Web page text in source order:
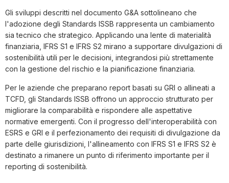
Gli sviluppi descritti nel documento G&A sottolineano che
l'adozione degli Standards ISSB rappresenta un cambiamento
sia tecnico che strategico. Applicando una lente di materialità
finanziaria, IFRS S1 e IFRS S2 mirano a supportare divulgazioni di
sostenibilità utili per le decisioni, integrandosi più strettamente
con la gestione del rischio e la pianificazione finanziaria.
Per le aziende che preparano report basati su GRI o allineati a
TCFD, gli Standards ISSB offrono un approccio strutturato per
migliorare la comparabilità e rispondere alle aspettative
normative emergenti. Con il progresso dell'interoperabilità con
ESRS e GRI e il perfezionamento dei requisiti di divulgazione da
parte delle giurisdizioni, l'allineamento con IFRS S1 e IFRS S2 è
destinato a rimanere un punto di riferimento importante per il
reporting di sostenibilità.